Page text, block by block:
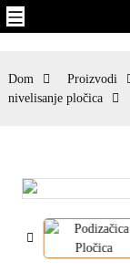
Dom Proizvodi
nivelisanje pločica